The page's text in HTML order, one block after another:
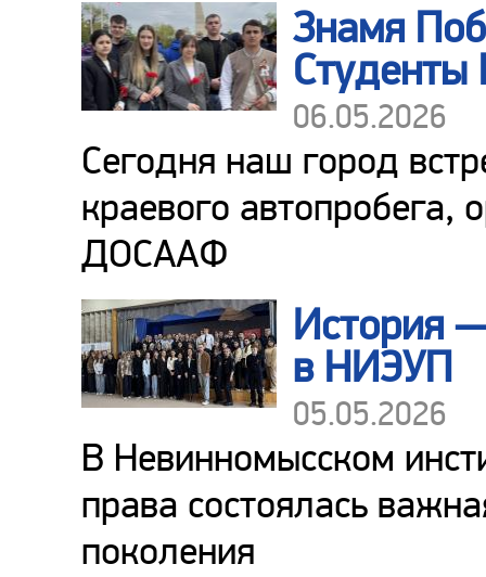
Знамя
06.05.2026
Сегодня наш город
краевого автопробега,
ДОСААФ
История
в НИЭУП
05.05.2026
В Невинномысском
права состоялась
поколения